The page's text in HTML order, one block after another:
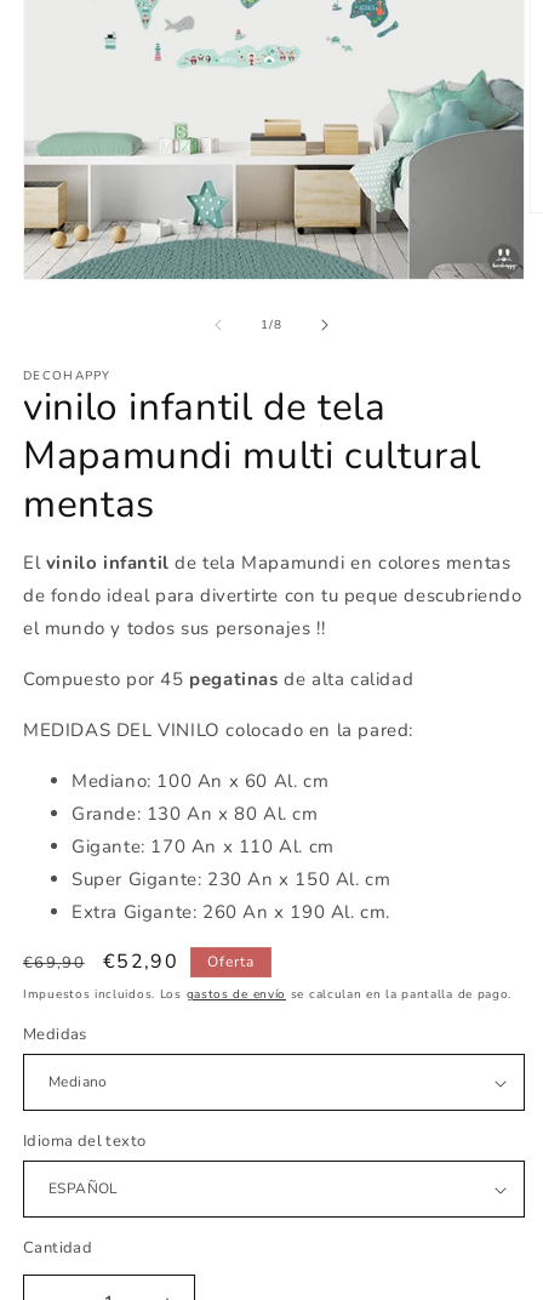
una
ventana
modal
1/de
8
DECOHAPPY
vinilo infantil de tela
Mapamundi multi cultural
mentas
El vinilo infantil de tela Mapamundi en colores mentas
de fondo ideal para divertirte con tu peque descubriendo
el mundo y todos sus personajes !!
Compuesto por 45 pegatinas de alta calidad
MEDIDAS DEL VINILO colocado en la pared:
Mediano: 100 An x 60 Al. cm
Grande: 130 An x 80 Al. cm
Gigante: 170 An x 110 Al. cm
Super Gigante: 230 An x 150 Al. cm
Extra Gigante: 260 An x 190 Al. cm.
Precio
habitual
€69,90
Precio
de
€52,90 Oferta
Impuestos incluidos. Los gastos de envío se calculan en la pantalla de pago.
Medidas
Idioma del texto
Cantidad